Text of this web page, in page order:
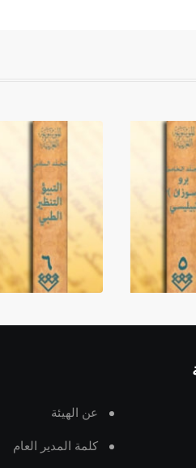
عن الهيئة
كلمة المدير العام